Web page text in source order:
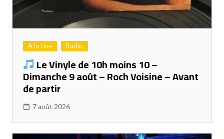
A la Une Radio
Le Vinyle de 10h moins 10 –
Dimanche 9 août – Roch Voisine – Avant
de partir
7 août 2026